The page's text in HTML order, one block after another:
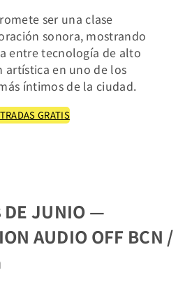
ser una clase
sonora, mostrando
entre tecnología de alto
artística en uno de los
íntimos de la ciudad.
GRATIS
DE JUNIO —
AUDIO OFF BCN /